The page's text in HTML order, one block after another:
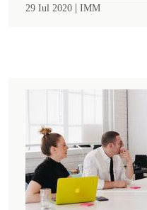
29 Iul 2020 | IMM